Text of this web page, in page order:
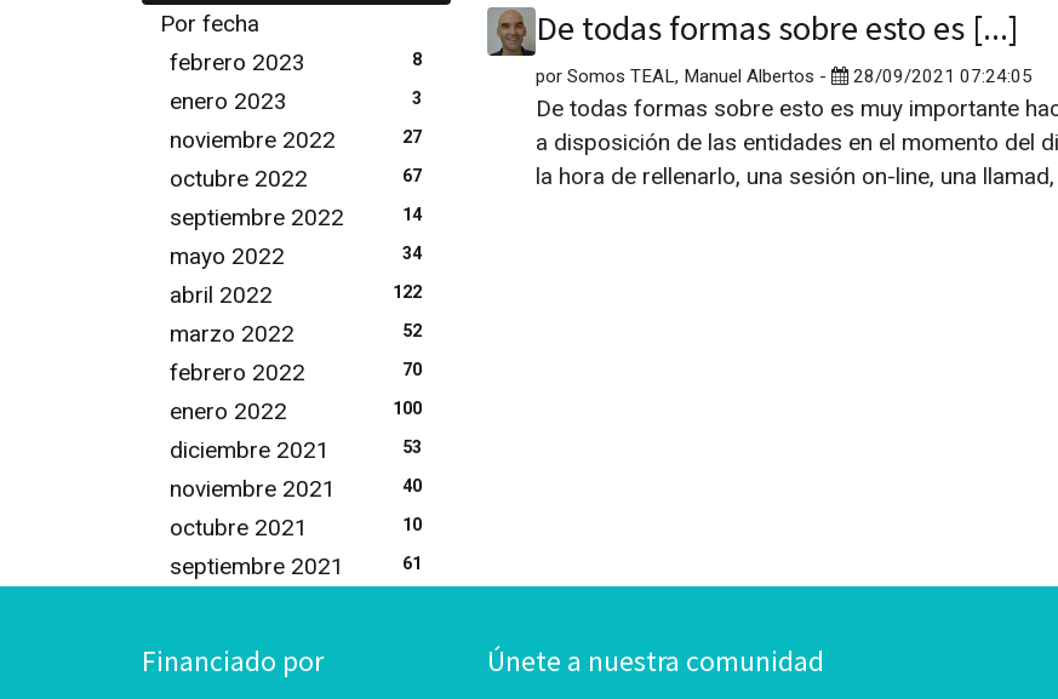
Por fecha
febrero 2023
8
enero 2023 3
noviembre 2022 27
octubre 2022 67
septiembre 2022 14
mayo 2022 34
abril 2022 122
marzo 2022 52
febrero 2022 70
enero 2022 100
diciembre 2021 53
noviembre 2021 40
octubre 2021 10
septiembre 2021 61
De todas formas sobre esto es [...]
por Somos TEAL, Manuel Albertos - 28/09/2021 07:24:05
De todas formas sobre esto es muy importante
a disposición de las entidades en el momento del
la hora de rellenarlo, una sesión on-line, una llamad,
Financiado por Únete a nuestra comunidad